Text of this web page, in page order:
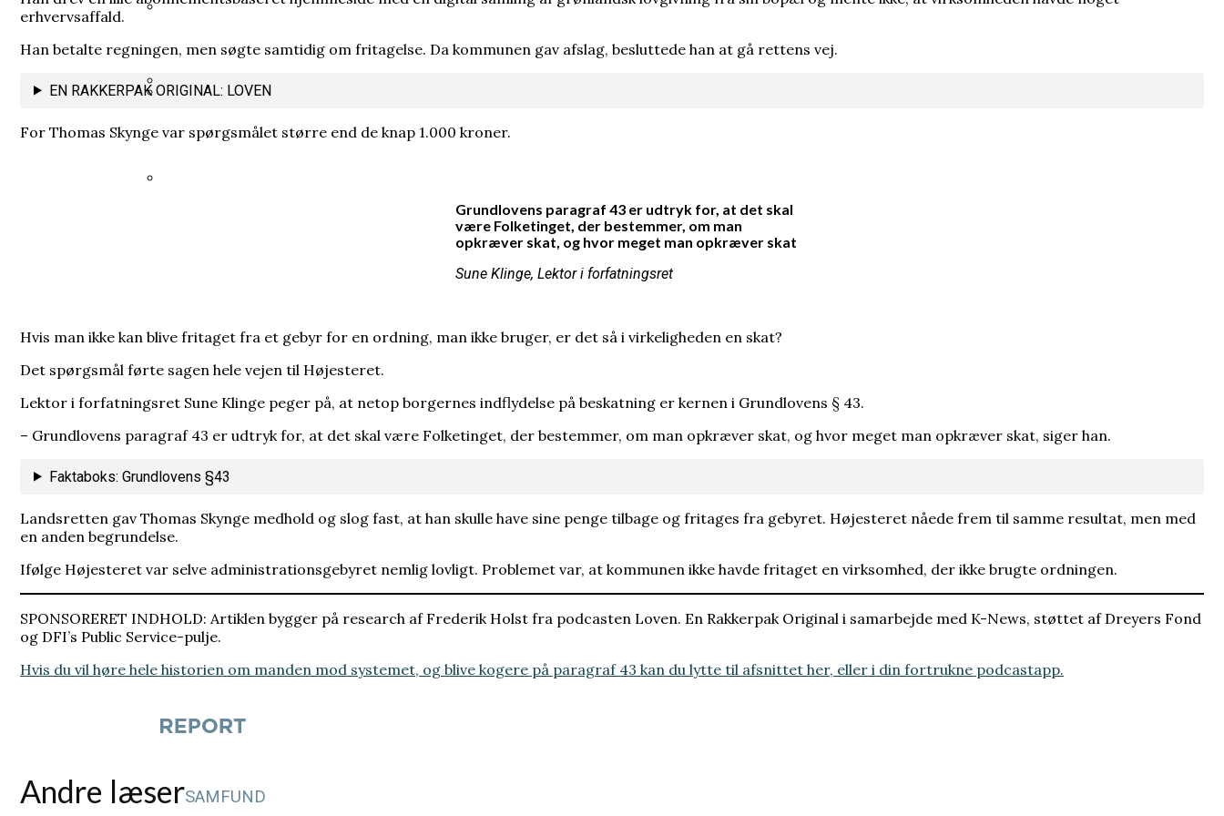
35 års spørgsmål tvang regeringen til ny undersøgelse af Scandinavian Star
Heisenberg hævdede, at han bremsede Hitlers atombombe. Ingen ved, om det passer
Han brødfødte milliarder, men forlængede Første Verdenskrig
I sin fritid blev en embedsmand nobelprismodtager
erhvervsaffald.
Han betalte regningen, men søgte samtidig om fritagelse. Da kommunen gav afslag, besluttede han at gå rettens vej.
EN RAKKERPAK ORIGINAL: LOVEN
For Thomas Skynge var spørgsmålet større end de knap 1.000 kroner.
Grundlovens paragraf 43 er udtryk for, at det skal
være Folketinget, der bestemmer, om man
opkræver skat, og hvor meget man opkræver skat
Sune Klinge, Lektor i forfatningsret
Hvis man ikke kan blive fritaget fra et gebyr for en ordning, man ikke bruger, er det så i virkeligheden en skat?
Det spørgsmål førte sagen hele vejen til Højesteret.
Lektor i forfatningsret Sune Klinge peger på, at netop borgernes indflydelse på beskatning er kernen i Grundlovens § 43.
– Grundlovens paragraf 43 er udtryk for, at det skal være Folketinget, der bestemmer, om man opkræver skat, og hvor meget man opkræver skat, siger han.
Faktaboks: Grundlovens §43
Landsretten gav Thomas Skynge medhold og slog fast, at han skulle have sine penge tilbage og fritages fra gebyret. Højesteret nåede frem til samme resultat, men med
en anden begrundelse.
Ifølge Højesteret var selve administrationsgebyret nemlig lovligt. Problemet var, at kommunen ikke havde fritaget en virksomhed, der ikke brugte ordningen.
SPONSORERET INDHOLD: Artiklen bygger på research af Frederik Holst fra podcasten Loven. En Rakkerpak Original i samarbejde med K-News, støttet af Dreyers Fond
og DFI’s Public Service-pulje.
Hvis du vil høre hele historien om manden mod systemet, og blive kogere på paragraf 43 kan du lytte til afsnittet her, eller i din fortrukne podcastapp.
Andre læserSAMFUND